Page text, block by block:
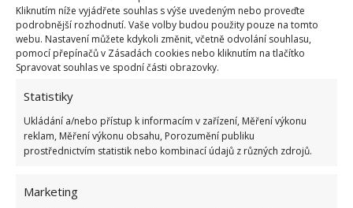
Kliknutím níže vyjádřete souhlas s výše uvedeným nebo proveďte
podrobnější rozhodnutí. Vaše volby budou použity pouze na tomto
webu. Nastavení můžete kdykoli změnit, včetně odvolání souhlasu,
pomocí přepínačů v Zásadách cookies nebo kliknutím na tlačítko
Spravovat souhlas ve spodní části obrazovky.
Statistiky
Ukládání a/nebo přístup k informacím v zařízení, Měření výkonu
reklam, Měření výkonu obsahu, Porozumění publiku
prostřednictvím statistik nebo kombinací údajů z různých zdrojů.
Marketing
režim, vpravo pak na zimní. Čepy bez tečky zvládnete
imbusovým klíčem. Pro zimní nastavení hootočte
směrem k těsnění, pro letní na druhou stranu
se dá provést také testem s papírem. Kousek papíru
přivřený mezi okno a rám v letním režimu snadno
vytáhnete bez poškození. V zimním bude držet